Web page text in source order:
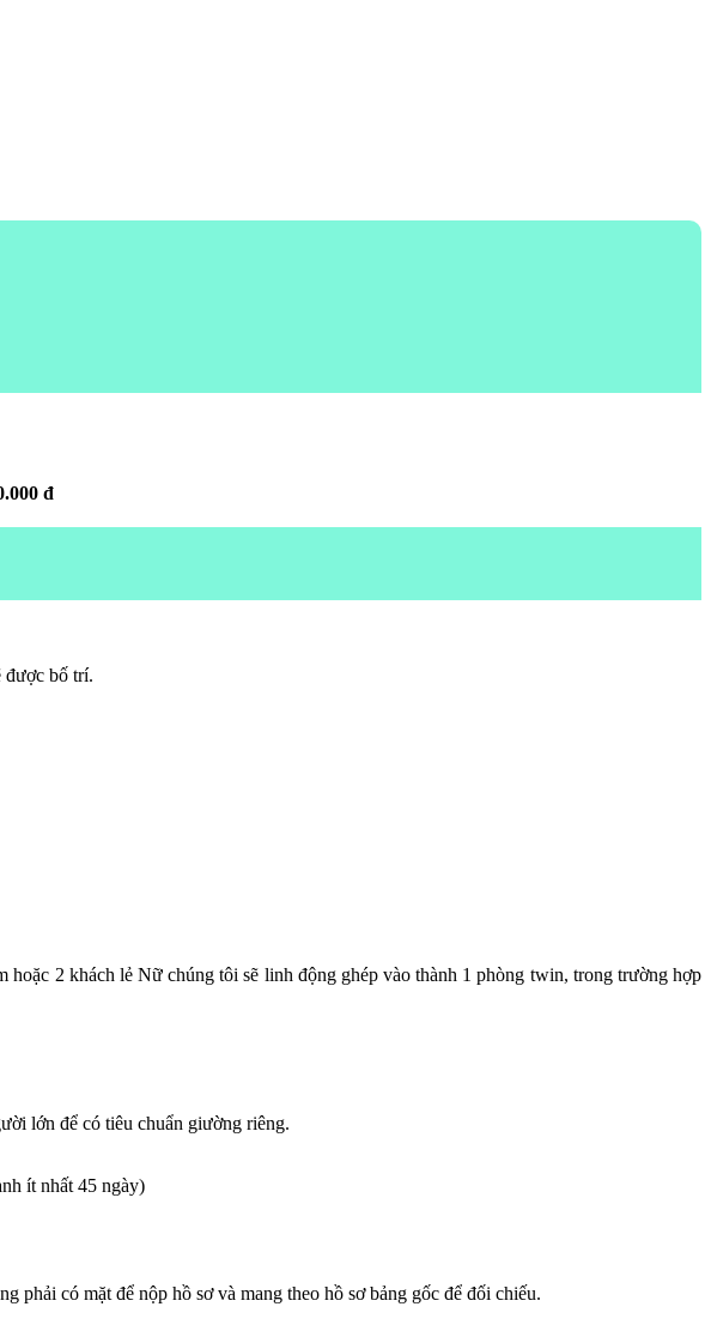
đ
được bố trí.
2 khách lẻ Nữ chúng tôi sẽ linh động ghép vào thành 1 phòng twin, trong trường hợp
lớn để có tiêu chuẩn giường riêng.
ít nhất 45 ngày)
phải có mặt để nộp hồ sơ và mang theo hồ sơ bảng gốc để đối chiếu.